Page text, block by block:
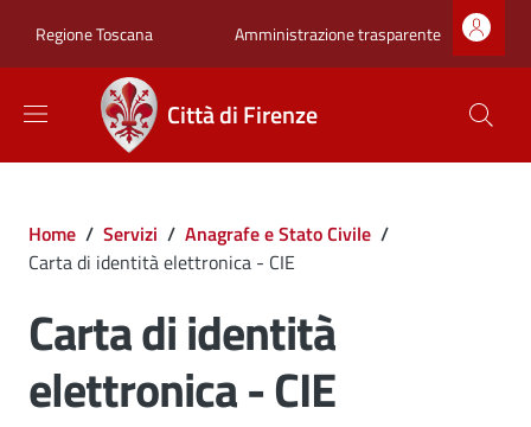
Regione Toscana Zona superiore
Amministrazione trasparente
Città di Firenze
Briciole di pane
Home / Servizi / Anagrafe e Stato Civile /
Carta di identità elettronica - CIE
Carta di identità
elettronica - CIE